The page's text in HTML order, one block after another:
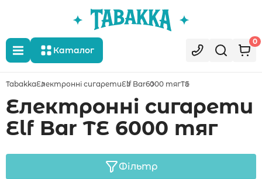
Каталог
0
TabakkaЕлектронні сигаретиElf Bar6000 тягTE
Електронні сигарети
Elf Bar TE 6000 тяг
Фільтр